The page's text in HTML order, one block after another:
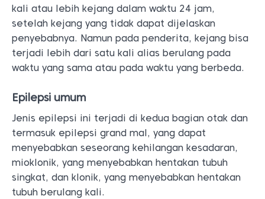
kali atau lebih kejang dalam waktu 24 jam,
setelah kejang yang tidak dapat dijelaskan
penyebabnya. Namun pada penderita, kejang bisa
terjadi lebih dari satu kali alias berulang pada
waktu yang sama atau pada waktu yang berbeda.
Epilepsi umum
Jenis epilepsi ini terjadi di kedua bagian otak dan
termasuk epilepsi grand mal, yang dapat
menyebabkan seseorang kehilangan kesadaran,
mioklonik, yang menyebabkan hentakan tubuh
singkat, dan klonik, yang menyebabkan hentakan
tubuh berulang kali.